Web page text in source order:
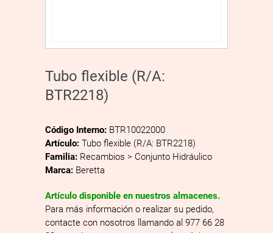
Tubo flexible (R/A:
BTR2218)
Código Interno: BTR10022000
Artículo: Tubo flexible (R/A: BTR2218)
Familia: Recambios > Conjunto Hidráulico
Marca: Beretta
Artículo disponible en nuestros almacenes.
Para más información o realizar su pedido,
contacte con nosotros llamando al 977 66 28